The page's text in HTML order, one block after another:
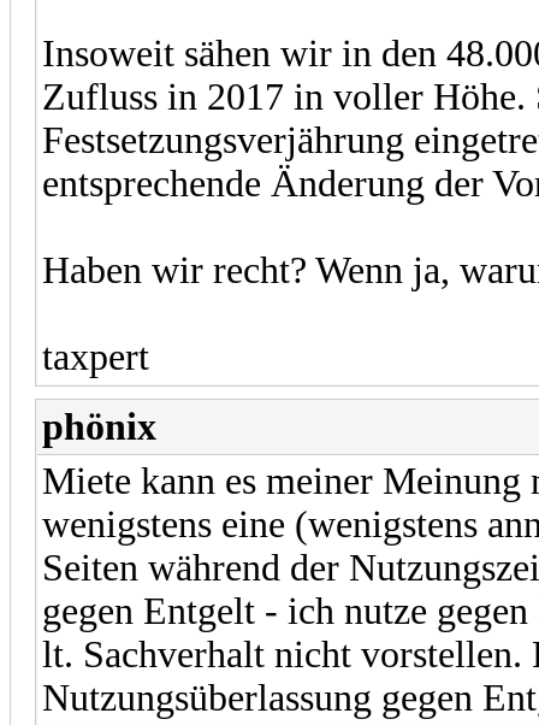
Insoweit sähen wir in den
Zufluss in 2017 in voller Höhe.
Festsetzungsverjährung
entsprechende Änderung der
Haben wir recht? Wenn ja,
taxpert
phönix
Miete kann es meiner
wenigstens eine (wenigstens
Seiten während der
gegen Entgelt - ich nutze
lt. Sachverhalt nicht vorstellen.
Nutzungsüberlassung gegen